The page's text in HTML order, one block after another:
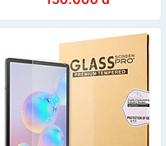
& iPad Pro 12.9 inch
2021/2022 _ Hàng Nhập
Khẩu